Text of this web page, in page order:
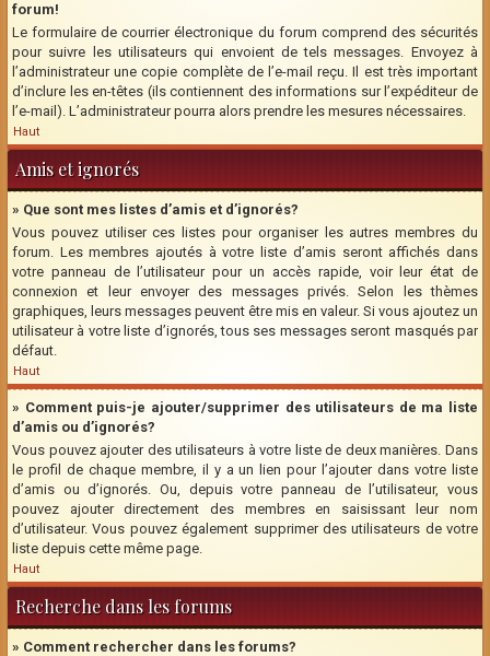
forum!
Le formulaire de courrier électronique du forum comprend des sécurités
pour suivre les utilisateurs qui envoient de tels messages. Envoyez à
l’administrateur une copie complète de l’e-mail reçu. Il est très important
d’inclure les en-têtes (ils contiennent des informations sur l’expéditeur de
l’e-mail). L’administrateur pourra alors prendre les mesures nécessaires.
Haut
Amis et ignorés
» Que sont mes listes d’amis et d’ignorés?
Vous pouvez utiliser ces listes pour organiser les autres membres du
forum. Les membres ajoutés à votre liste d’amis seront affichés dans
votre panneau de l’utilisateur pour un accès rapide, voir leur état de
connexion et leur envoyer des messages privés. Selon les thèmes
graphiques, leurs messages peuvent être mis en valeur. Si vous ajoutez un
utilisateur à votre liste d’ignorés, tous ses messages seront masqués par
défaut.
Haut
» Comment puis-je ajouter/supprimer des utilisateurs de ma liste
d’amis ou d’ignorés?
Vous pouvez ajouter des utilisateurs à votre liste de deux manières. Dans
le profil de chaque membre, il y a un lien pour l’ajouter dans votre liste
d’amis ou d’ignorés. Ou, depuis votre panneau de l’utilisateur, vous
pouvez ajouter directement des membres en saisissant leur nom
d’utilisateur. Vous pouvez également supprimer des utilisateurs de votre
liste depuis cette même page.
Haut
Recherche dans les forums
» Comment rechercher dans les forums?